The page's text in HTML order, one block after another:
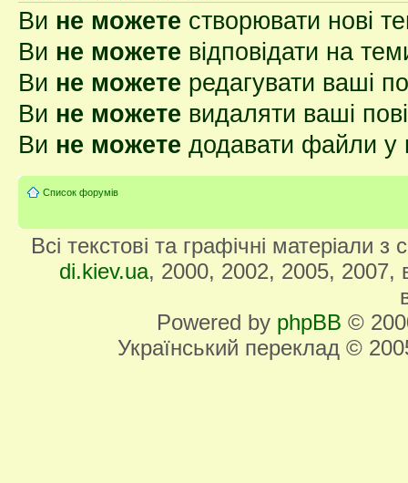
Ви не можете створювати нові
Ви не можете відповідати на
Ви не можете редагувати ваші
Ви не можете видаляти ваші
Ви не можете додавати файли у
Список форумів
Всі текстові та графічні матеріали
di.kiev.ua, 2000, 2002, 2005, 2007,
Powered by phpBB ©
Український переклад ©